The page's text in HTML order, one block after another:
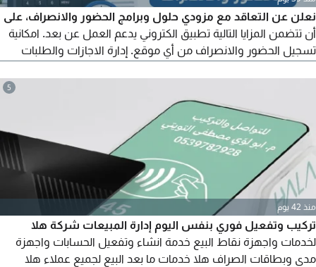
نعلن عن التعاقد مع مزودي حلول وبرامج الحضور والانصراف، على
أن تتضمن المزايا التالية تطبيق الكتروني يدعم العمل عن بعد. امكانية
تسجيل الحضور والانصراف من أي موقع. إدارة الاجازات والطلبات
5
منذ 42 يوم
تركيب وتفعيل فوري بنفس اليوم إدارة المبيعات شركة هلا
لخدمات واجهزة نقاط البيع خدمة انشاء وتفعيل الحسابات واجهزة
مدى وبطاقات الصراف هلا خدمات ما بعد البيع لجميع عملاء هلا